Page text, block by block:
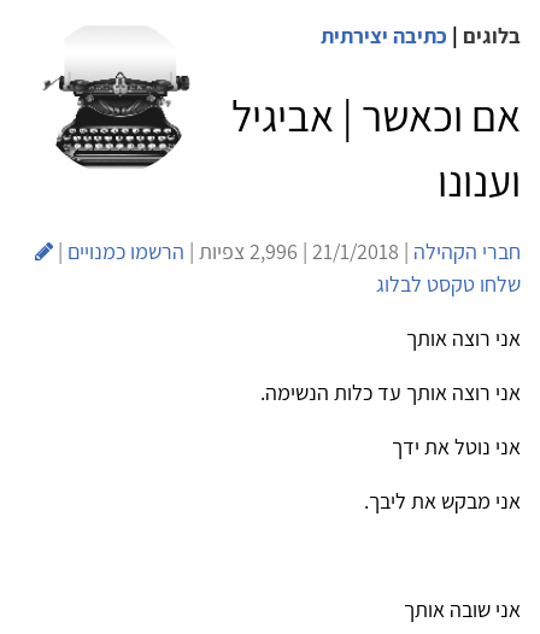
בלוגים | כתיבה יצירתית
אם וכאשר | אביגיל
וענונו
חברי הקהילה | 21/1/2018 | 2,996 צפיות | הרשמו כמנויים |
שלחו טקסט לבלוג
אני רוצה אותך
אני רוצה אותך עד כלות הנשימה.
אני נוטל את ידך
אני מבקש את ליבך.
אני שובה אותך